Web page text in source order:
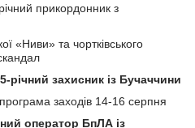
прикордонник з
«Ниви» та чортківського
річний захисник із Бучаччини
заходів 14-16 серпня
оператор БпЛА із